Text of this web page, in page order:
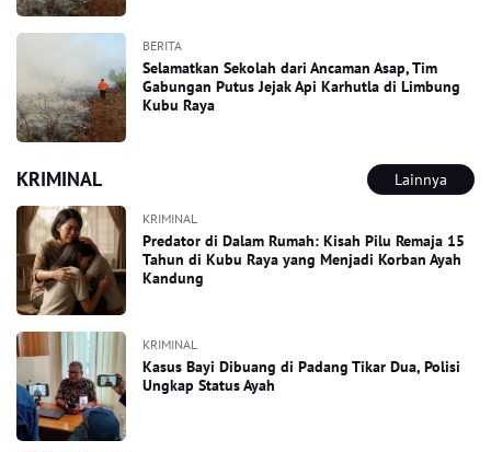
BERITA
Selamatkan Sekolah dari Ancaman Asap, Tim
Gabungan Putus Jejak Api Karhutla di Limbung
Kubu Raya
KRIMINAL Lainnya
KRIMINAL
Predator di Dalam Rumah: Kisah Pilu Remaja 15
Tahun di Kubu Raya yang Menjadi Korban Ayah
Kandung
KRIMINAL
Kasus Bayi Dibuang di Padang Tikar Dua, Polisi
Ungkap Status Ayah